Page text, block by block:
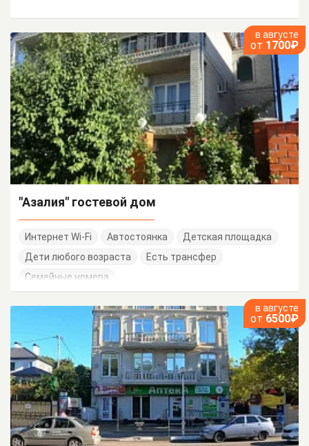
в августе
от 1700₽
"Азалия" гостевой дом
Интернет Wi-Fi Автостоянка
Детская площадка
Дети любого возраста
Есть трансфер
Семейные номера
в августе
от 6500₽